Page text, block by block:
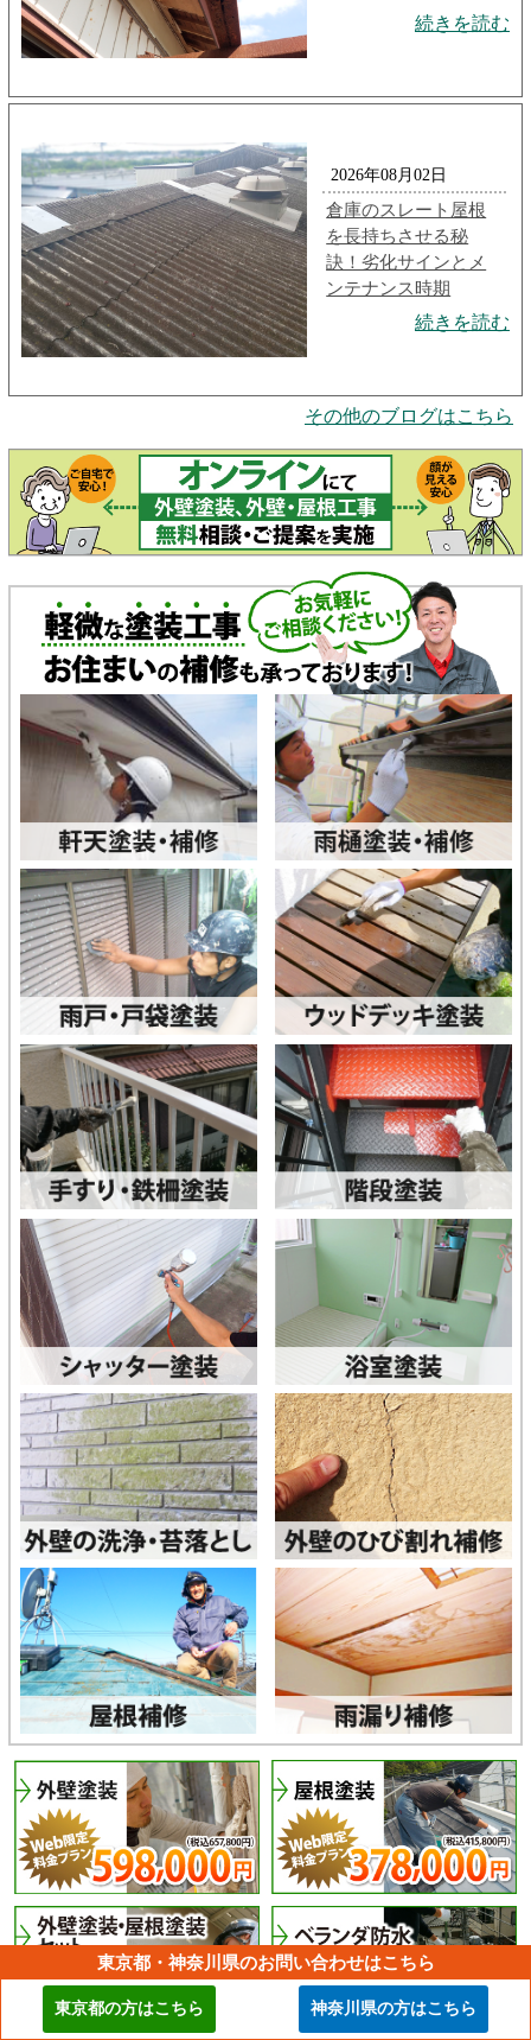
続きを読む
2026年08月02日
倉庫のスレート屋根
を長持ちさせる秘
訣！劣化サインとメ
ンテナンス時期
続きを読む
その他のブログはこちら
東京都・神奈川県のお問い合わせはこちら
東京都の方はこちら 神奈川県の方はこちら